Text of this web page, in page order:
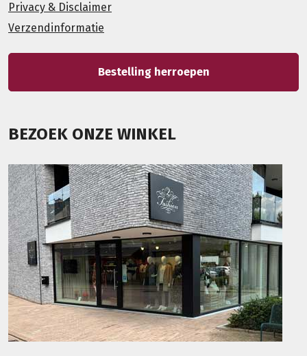
Privacy & Disclaimer
Verzendinformatie
Bestelling herroepen
BEZOEK ONZE WINKEL